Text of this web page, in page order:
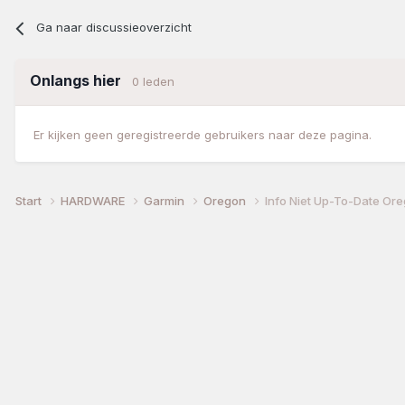
Ga naar discussieoverzicht
Onlangs hier 0 leden
Er kijken geen geregistreerde gebruikers naar deze pagina.
Start HARDWARE Garmin Oregon Info Niet Up-To-Date